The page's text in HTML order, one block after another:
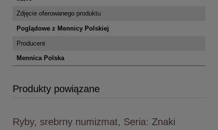
Zdjęcie oferowanego produktu
Poglądowe z Mennicy Polskiej
Producent
Mennica Polska
Produkty powiązane
Ryby, srebrny numizmat, Seria: Znaki